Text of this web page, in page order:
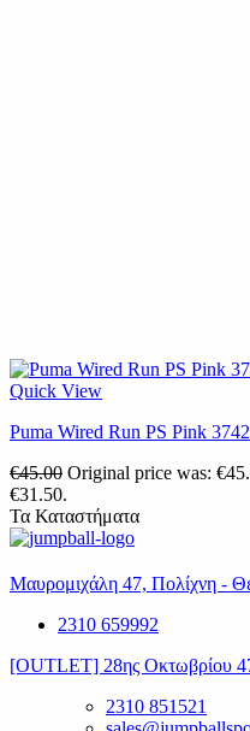
Quick View
Puma Wired Run PS Pink
€45.00 Original price was:
€31.50.
Τα Καταστήματα
Μαυρομιχάλη 47, Πολίχνη -
2310 659992
[OUTLET] 28ης Οκτωβρίου
2310 851521